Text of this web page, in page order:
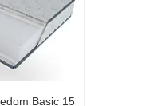
Basic 15